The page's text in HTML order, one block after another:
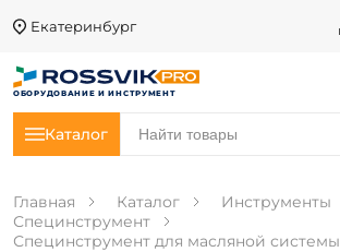
Екатеринбург
ОБОРУДОВАНИЕ И ИНСТРУМЕНТ
Каталог
Главная Каталог
Инструменты
Специнструмент
Специнструмент для масляной системы